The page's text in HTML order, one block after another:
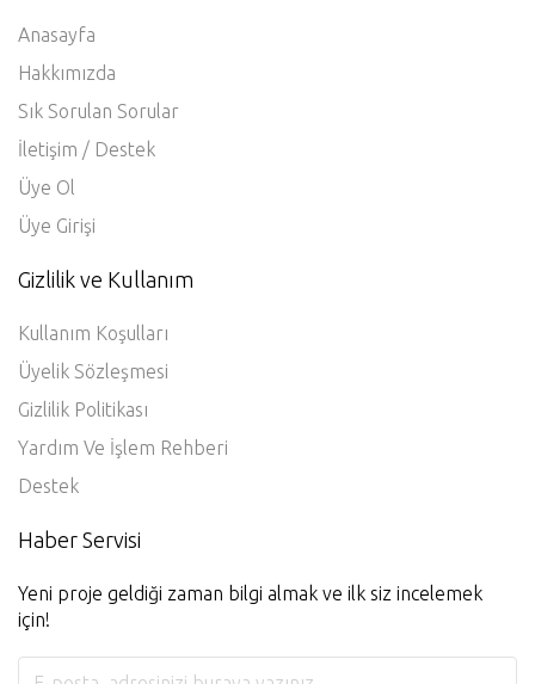
Anasayfa
Hakkımızda
Sık Sorulan Sorular
İletişim / Destek
Üye Ol
Üye Girişi
Gizlilik ve Kullanım
Kullanım Koşulları
Üyelik Sözleşmesi
Gizlilik Politikası
Yardım Ve İşlem Rehberi
Destek
Haber Servisi
Yeni proje geldiği zaman bilgi almak ve ilk siz incelemek
için!